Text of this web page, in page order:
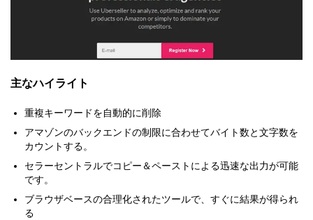
主なハイライト
重複キーワードを自動的に削除
アマゾンのバックエンドの制限に合わせてバイト数と文字数を
カウントする。
セラーセントラルでコピー＆ペーストによる迅速な出力が可能
です。
ブラウザベースの合理化されたツールで、すぐに結果が得られ
る